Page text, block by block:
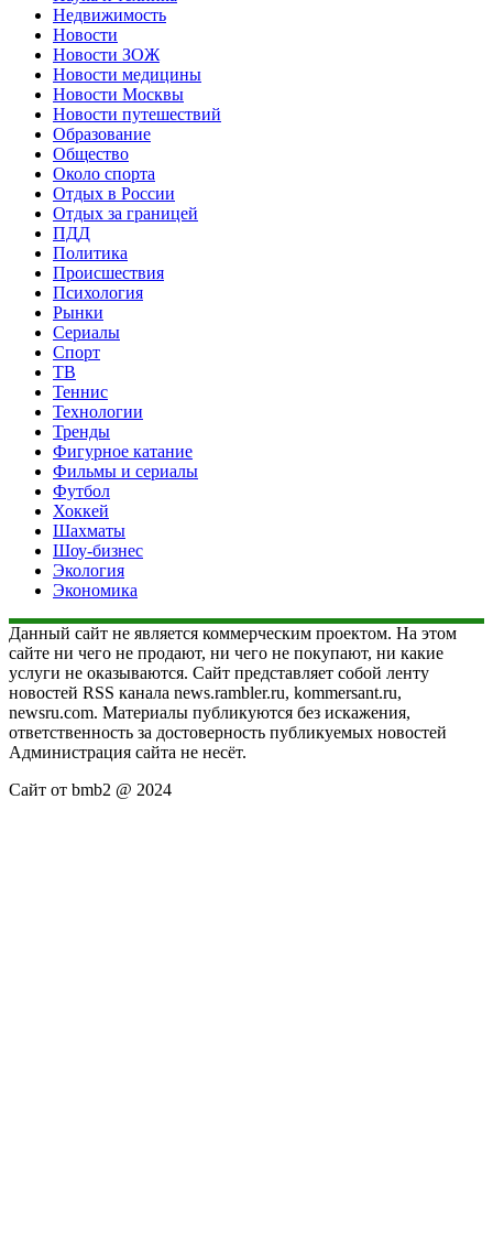
Недвижимость
Новости
Новости ЗОЖ
Новости медицины
Новости Москвы
Новости путешествий
Образование
Общество
Около спорта
Отдых в России
Отдых за границей
ПДД
Политика
Происшествия
Психология
Рынки
Сериалы
Спорт
ТВ
Теннис
Технологии
Тренды
Фигурное катание
Фильмы и сериалы
Футбол
Хоккей
Шахматы
Шоу-бизнес
Экология
Экономика
Данный сайт не является коммерческим проектом. На этом
сайте ни чего не продают, ни чего не покупают, ни какие
услуги не оказываются. Сайт представляет собой ленту
новостей RSS канала news.rambler.ru, kommersant.ru,
newsru.com. Материалы публикуются без искажения,
ответственность за достоверность публикуемых новостей
Администрация сайта не несёт.
Сайт от bmb2 @ 2024